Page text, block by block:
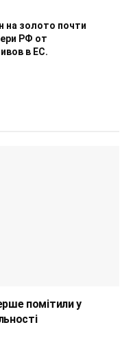
на золото почти
РФ от
в ЕС.
помітили у